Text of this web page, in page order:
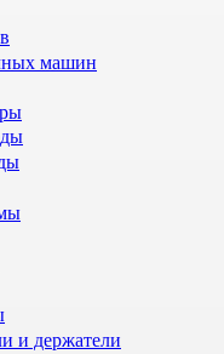
машин
и держатели